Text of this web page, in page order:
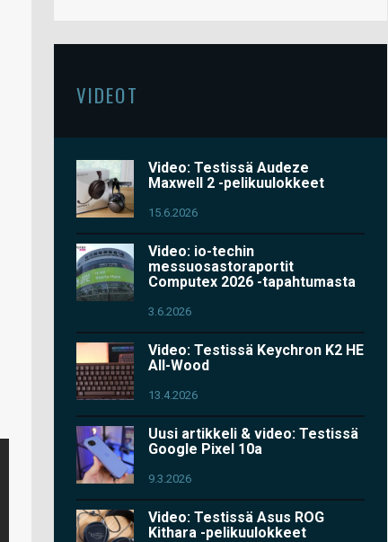
VIDEOT
Video: Testissä Audeze
Maxwell 2 -pelikuulokkeet
15.6.2026
Video: io-techin
messuosastoraportit
Computex 2026 -tapahtumasta
3.6.2026
Video: Testissä Keychron K2 HE
All-Wood
13.4.2026
Uusi artikkeli & video: Testissä
Google Pixel 10a
9.3.2026
Video: Testissä Asus ROG
Kithara -pelikuulokkeet